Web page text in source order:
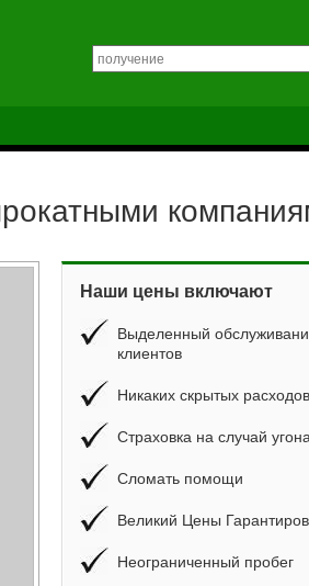
Наши цены включают
Выделенный
клиентов
Никаких скрытых расходов
Страховка на случай угона
Сломать помощи
Великий Цены
Неограниченный пробег